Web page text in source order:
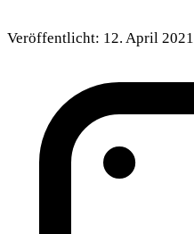
Veröffentlicht: 12. April 2021